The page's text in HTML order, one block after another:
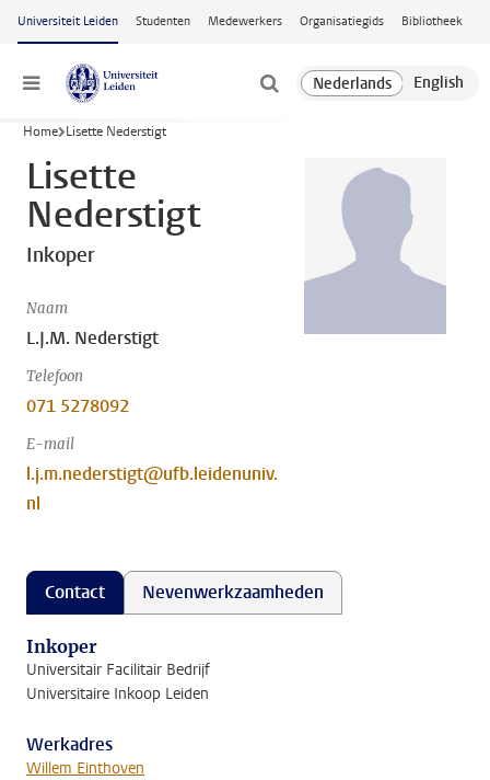
Ga naar hoofdinhoud
Universiteit Leiden Studenten Medewerkers Organisatiegids Bibliotheek
Menu
Home Lisette Nederstigt
Lisette
Nederstigt
Inkoper
Naam
L.J.M. Nederstigt
Telefoon
071 5278092
E-mail
l.j.m.nederstigt@ufb.leidenuniv.
nl
Contact Nevenwerkzaamheden
Inkoper
Universitair Facilitair Bedrijf
Universitaire Inkoop Leiden
Werkadres
Willem Einthoven